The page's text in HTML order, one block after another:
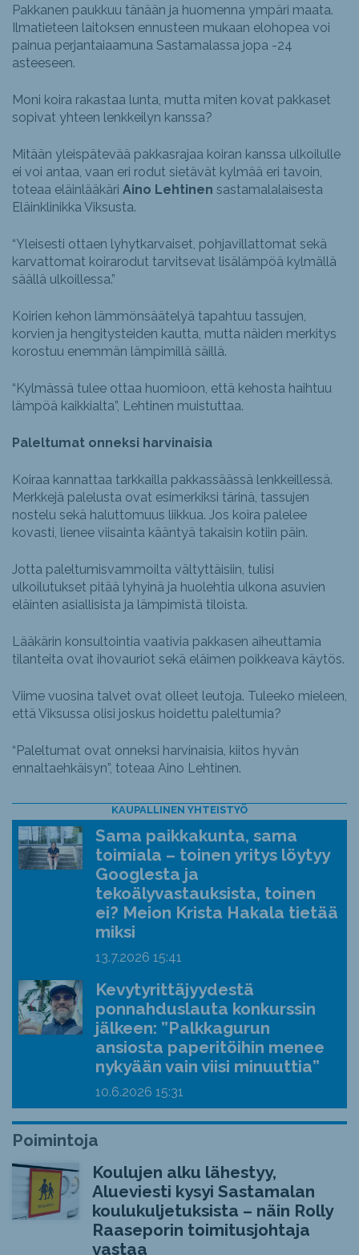
Pakkanen paukkuu tänään ja huomenna ympäri maata.
Ilmatieteen laitoksen ennusteen mukaan elohopea voi
painua perjantaiaamuna Sastamalassa jopa -24
asteeseen.
Moni koira rakastaa lunta, mutta miten kovat pakkaset
sopivat yhteen lenkkeilyn kanssa?
Mitään yleispätevää pakkasrajaa koiran kanssa ulkoilulle
ei voi antaa, vaan eri rodut sietävät kylmää eri tavoin,
toteaa eläinlääkäri Aino Lehtinen sastamalalaisesta
Eläinklinikka Viksusta.
“Yleisesti ottaen lyhytkarvaiset, pohjavillattomat sekä
karvattomat koirarodut tarvitsevat lisälämpöä kylmällä
säällä ulkoillessa.”
Koirien kehon lämmönsäätelyä tapahtuu tassujen,
korvien ja hengitysteiden kautta, mutta näiden merkitys
korostuu enemmän lämpimillä säillä.
“Kylmässä tulee ottaa huomioon, että kehosta haihtuu
lämpöä kaikkialta”, Lehtinen muistuttaa.
Paleltumat onneksi harvinaisia
Koiraa kannattaa tarkkailla pakkassäässä lenkkeillessä.
Merkkejä palelusta ovat esimerkiksi tärinä, tassujen
nostelu sekä haluttomuus liikkua. Jos koira palelee
kovasti, lienee viisainta kääntyä takaisin kotiin päin.
Jotta paleltumisvammoilta vältyttäisiin, tulisi
ulkoilutukset pitää lyhyinä ja huolehtia ulkona asuvien
eläinten asiallisista ja lämpimistä tiloista.
Lääkärin konsultointia vaativia pakkasen aiheuttamia
tilanteita ovat ihovauriot sekä eläimen poikkeava käytös.
Viime vuosina talvet ovat olleet leutoja. Tuleeko mieleen,
että Viksussa olisi joskus hoidettu paleltumia?
“Paleltumat ovat onneksi harvinaisia, kiitos hyvän
ennaltaehkäisyn”, toteaa Aino Lehtinen.
KAUPALLINEN YHTEISTYÖ
Sama paikkakunta, sama
toimiala – toinen yritys löytyy
Googlesta ja
tekoälyvastauksista, toinen
ei? Meion Krista Hakala tietää
miksi
13.7.2026 15:41
Kevytyrittäjyydestä
ponnahduslauta konkurssin
jälkeen: ”Palkkagurun
ansiosta paperitöihin menee
nykyään vain viisi minuuttia”
10.6.2026 15:31
Poimintoja
Koulujen alku lähestyy,
Alueviesti kysyi Sastamalan
koulukuljetuksista – näin Rolly
Raaseporin toimitusjohtaja
vastaa